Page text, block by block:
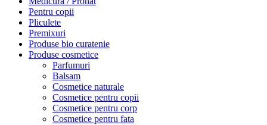
Pentru copii
Pliculete
Premixuri
Produse bio curatenie
Produse cosmetice
Parfumuri
Balsam
Cosmetice naturale
Cosmetice pentru copii
Cosmetice pentru corp
Cosmetice pentru fata